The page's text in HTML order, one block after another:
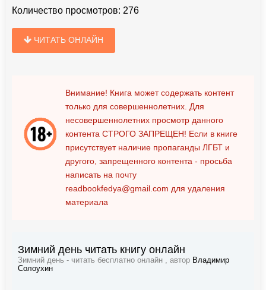
Количество просмотров: 276
ЧИТАТЬ ОНЛАЙН
Внимание! Книга может содержать контент
только для совершеннолетних. Для
несовершеннолетних просмотр данного
контента СТРОГО ЗАПРЕЩЕН! Если в книге
присутствует наличие пропаганды ЛГБТ и
другого, запрещенного контента - просьба
написать на почту
readbookfedya@gmail.com для удаления
материала
Зимний день читать книгу онлайн
Зимний день - читать бесплатно онлайн , автор Владимир
Солоухин